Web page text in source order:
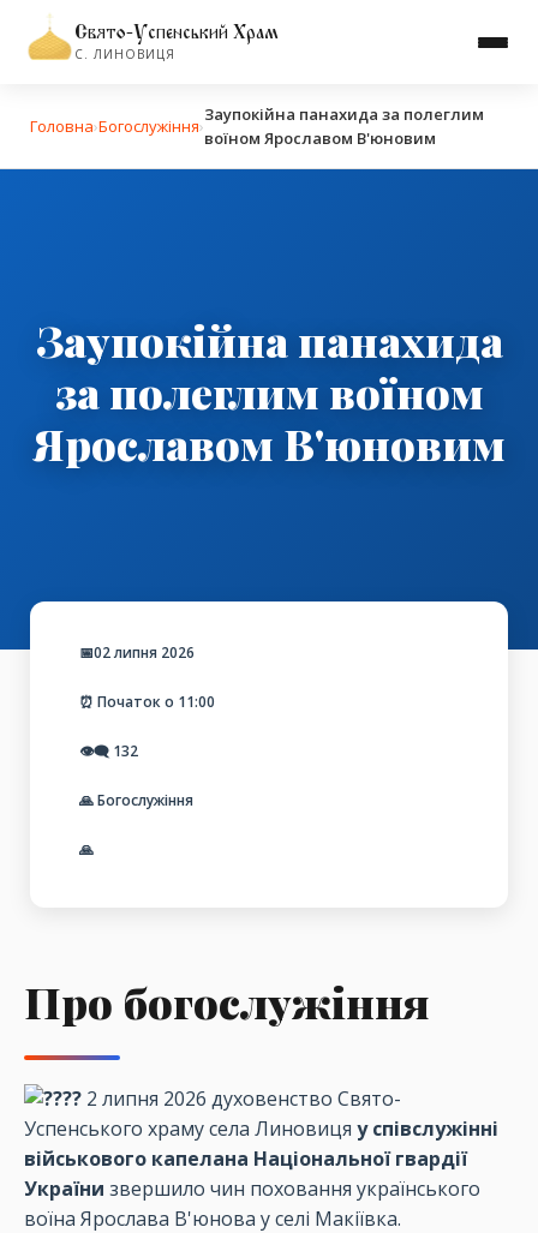
Свято-Успенський Храм
С. ЛИНОВИЦЯ
Головна›Богослужіння›
Заупокійна панахида за полеглим
воїном Ярославом В'юновим
Заупокійна панахида
за полеглим воїном
Ярославом В'юновим
📅02 липня 2026
⏰ Початок о 11:00
👁️‍🗨️ 132
🙏 Богослужіння
🙏
Про богослужіння
2 липня 2026 духовенство Свято-
Успенського храму села Линовиця у співслужінні
військового капелана Національної гвардії
України звершило чин поховання українського
воїна Ярослава В'юнова у селі Макіївка.